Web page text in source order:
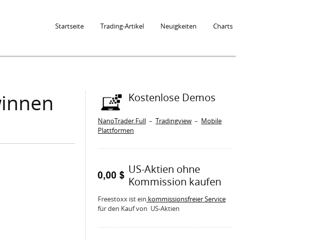
Startseite Trading-Artikel Neuigkeiten Charts
Kostenlose Demos
NanoTrader Full – Tradingview – Mobile
Plattformen
US-Aktien ohne
Kommission kaufen
Freestoxx ist ein kommissionsfreier Service
für den Kauf von US-Aktien